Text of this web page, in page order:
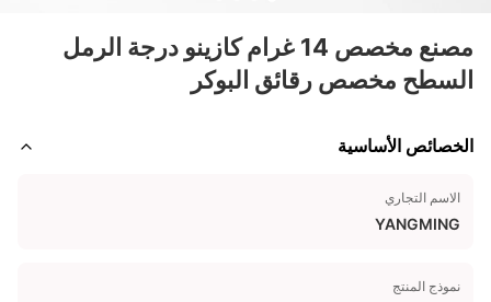
مصنع مخصص 14 غرام كازينو درجة الرمل
السطح مخصص رقائق البوكر
الخصائص الأساسية
الاسم التجاري
YANGMING
نموذج المنتج